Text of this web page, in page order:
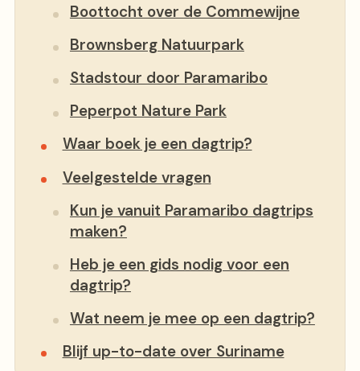
Boottocht over de Commewijne
Brownsberg Natuurpark
Stadstour door Paramaribo
Peperpot Nature Park
Waar boek je een dagtrip?
Veelgestelde vragen
Kun je vanuit Paramaribo dagtrips
maken?
Heb je een gids nodig voor een
dagtrip?
Wat neem je mee op een dagtrip?
Blijf up-to-date over Suriname